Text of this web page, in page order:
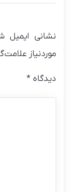
نشانی ایمیل
موردنیاز
دیدگاه*